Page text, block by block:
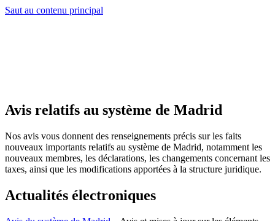
Saut au contenu principal
Avis relatifs au système de Madrid
Nos avis vous donnent des renseignements précis sur les faits
nouveaux importants relatifs au système de Madrid, notamment les
nouveaux membres, les déclarations, les changements concernant les
taxes, ainsi que les modifications apportées à la structure juridique.
Actualités électroniques